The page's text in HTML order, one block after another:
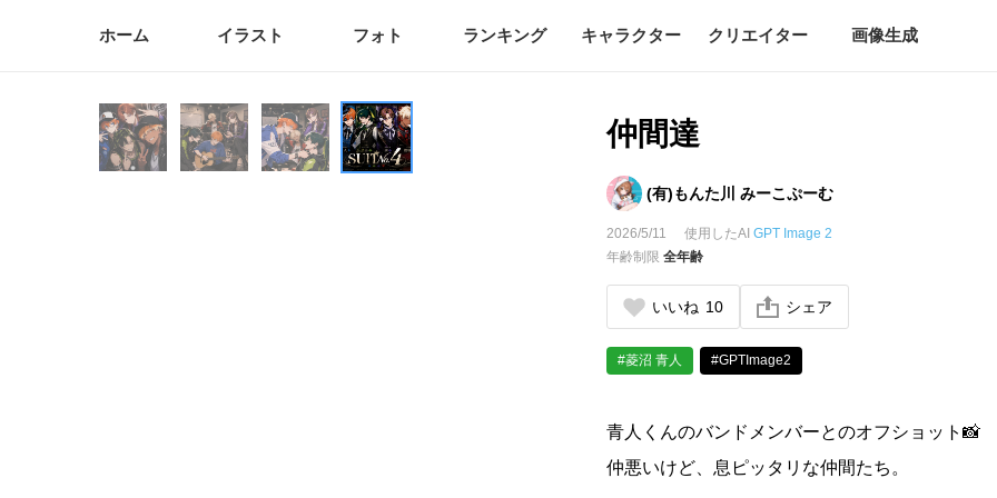
ホーム イラスト フォト ランキング キャラクター クリエイター 画像生成
仲間達
(有)もんた川 みーこぷーむ
2026/5/11 使用したAIGPT Image 2
年齢制限全年齢
いいね 10 シェア
#菱沼 青人 #GPTImage2
青人くんのバンドメンバーとのオフショット📸
仲悪いけど、息ピッタリな仲間たち。